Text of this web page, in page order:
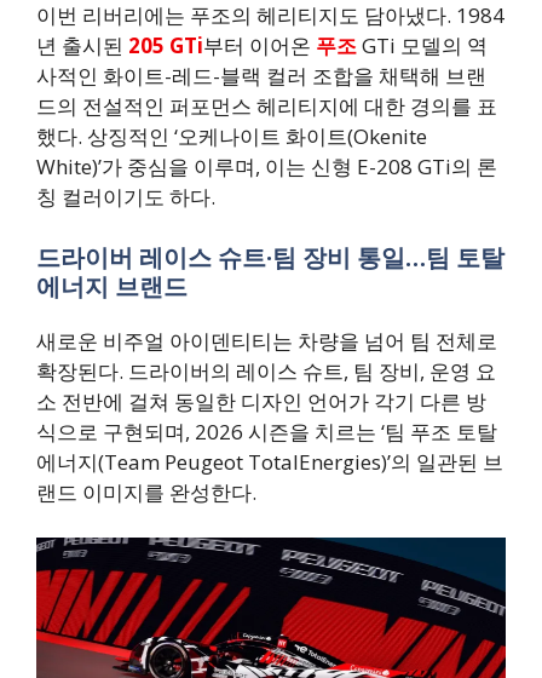
이번 리버리에는 푸조의 헤리티지도 담아냈다. 1984
년 출시된 205 GTi부터 이어온 푸조GTi 모델의 역
사적인 화이트-레드-블랙 컬러 조합을 채택해 브랜
드의 전설적인 퍼포먼스 헤리티지에 대한 경의를 표
했다. 상징적인 ‘오케나이트 화이트(Okenite
White)’가 중심을 이루며, 이는 신형 E-208 GTi의 론
칭 컬러이기도 하다.
드라이버 레이스 슈트·팀 장비 통일…팀 토탈
에너지 브랜드
새로운 비주얼 아이덴티티는 차량을 넘어 팀 전체로
확장된다. 드라이버의 레이스 슈트, 팀 장비, 운영 요
소 전반에 걸쳐 동일한 디자인 언어가 각기 다른 방
식으로 구현되며, 2026 시즌을 치르는 ‘팀 푸조 토탈
에너지(Team Peugeot TotalEnergies)’의 일관된 브
랜드 이미지를 완성한다.